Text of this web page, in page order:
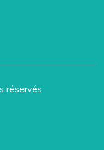
réservés